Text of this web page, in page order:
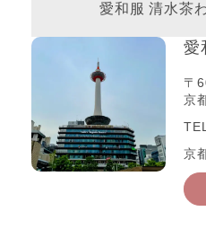
愛和服 清水茶
愛
〒
京
京